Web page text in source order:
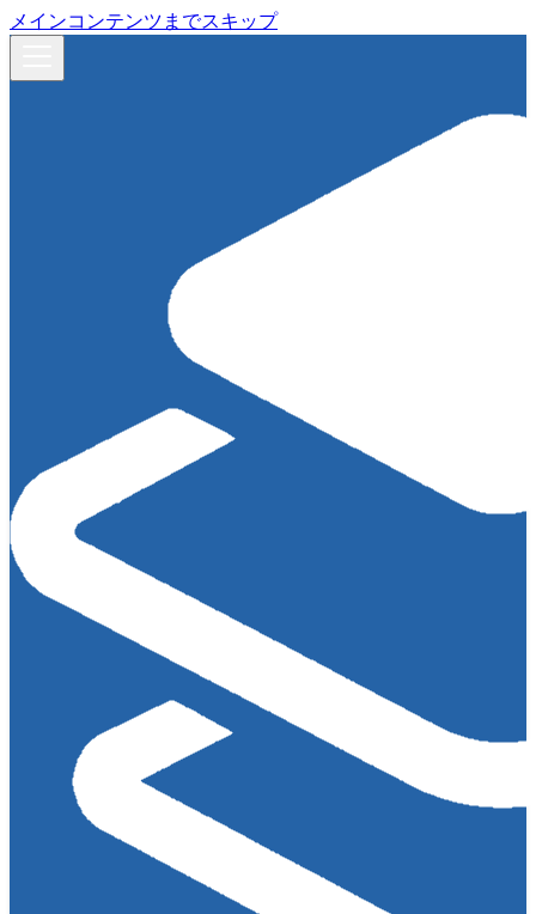
メインコンテンツまでスキップ